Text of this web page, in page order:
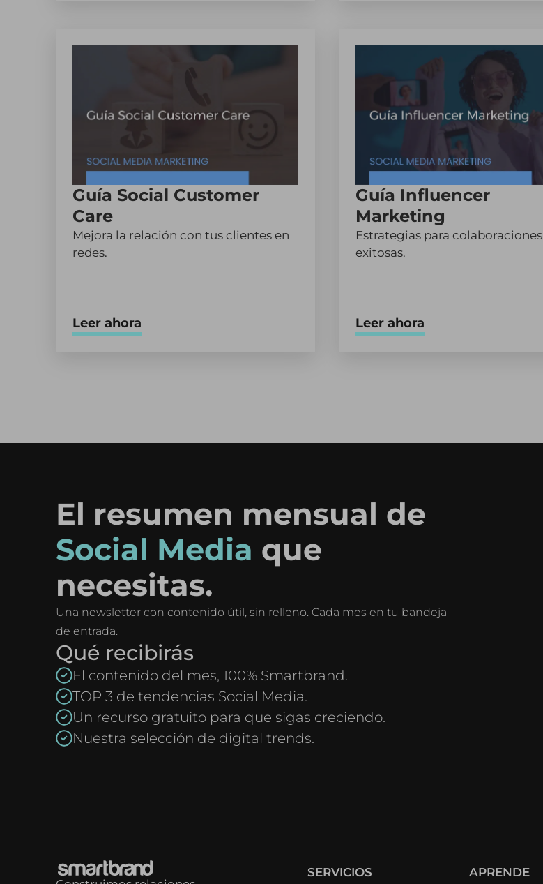
Guía Social Customer
Care
Mejora la relación con tus clientes en
redes.
Leer ahora
Guía Influencer
Marketing
Estrategias para colaboraciones
exitosas.
Leer ahora
El resumen mensual de
Social Media que
necesitas.
Una newsletter con contenido útil, sin relleno. Cada mes en tu bandeja
de entrada.
Qué recibirás
El contenido del mes, 100% Smartbrand.
TOP 3 de tendencias Social Media.
Un recurso gratuito para que sigas creciendo.
Nuestra selección de digital trends.
SERVICIOS APRENDE